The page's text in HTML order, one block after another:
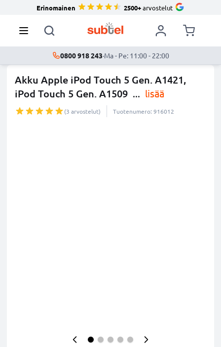
Erinomainen 2500+arvostelut
0800 918 243·Ma - Pe: 11:00 - 22:00
Akku Apple iPod Touch 5 Gen. A1421,
iPod Touch 5 Gen. A1509 ... lisää
(3 arvostelut) Tuotenumero: 916012